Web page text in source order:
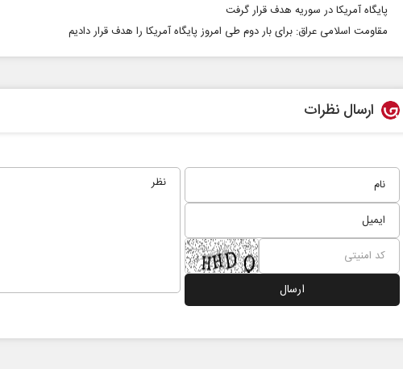
پایگاه آمریکا در سوریه هدف قرار گرفت
مقاومت اسلامی عراق: برای بار دوم طی امروز پایگاه آمریکا را هدف قرار دادیم
ارسال نظرات
در برابر
از باتلاق انرژی تا بن‌بست ترامپ
رضا سپهوند - سخنگوی کمیسیون انرژی مجلس